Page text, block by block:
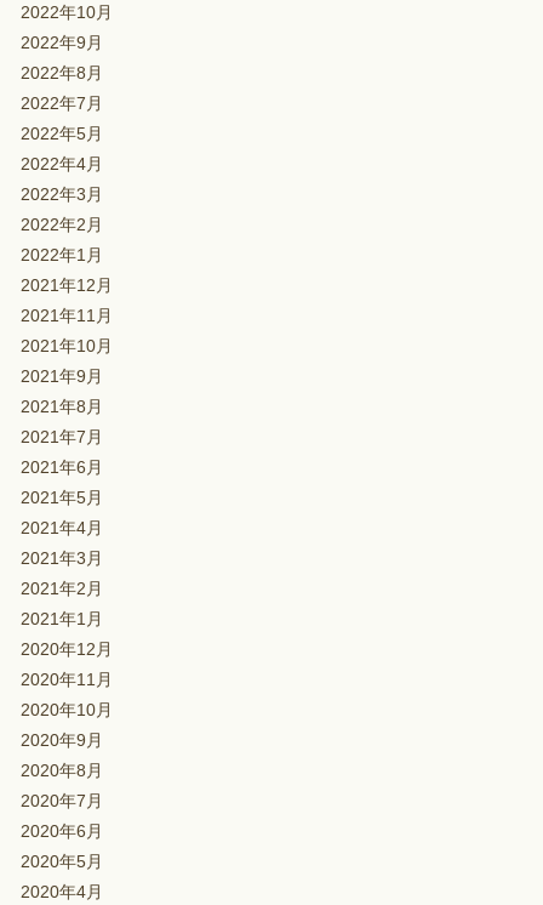
2022年10月
2022年9月
2022年8月
2022年7月
2022年5月
2022年4月
2022年3月
2022年2月
2022年1月
2021年12月
2021年11月
2021年10月
2021年9月
2021年8月
2021年7月
2021年6月
2021年5月
2021年4月
2021年3月
2021年2月
2021年1月
2020年12月
2020年11月
2020年10月
2020年9月
2020年8月
2020年7月
2020年6月
2020年5月
2020年4月